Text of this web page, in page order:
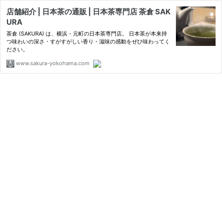
店舗紹介 | 日本茶の通販 | 日本茶専門店 茶倉 SAK
URA
茶倉 (SAKURA) は、横浜・元町の日本茶専門店。 日本茶が本来持
つ味わいの深さ・すがすがしい香り・滋味の感動をぜひ味わってく
ださい。
www.sakura-yokohama.com